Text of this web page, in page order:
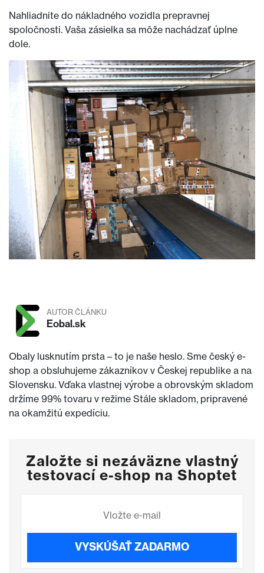
Nahliadnite do nákladného vozidla prepravnej
spoločnosti. Vaša zásielka sa môže nachádzať úplne
dole.
AUTOR ČLÁNKU
Eobal.sk
Obaly lusknutím prsta – to je naše heslo. Sme český e-
shop a obsluhujeme zákazníkov v Českej republike a na
Slovensku. Vďaka vlastnej výrobe a obrovským skladom
držíme 99% tovaru v režime Stále skladom, pripravené
na okamžitú expedíciu.
Založte si nezáväzne vlastný
testovací e-shop na Shoptet
VYSKÚŠAŤ ZADARMO